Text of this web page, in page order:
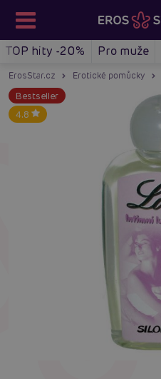
TOP hity -20% Pro muže
ErosStar.cz Erotické pomůcky
Bestseller
4.8